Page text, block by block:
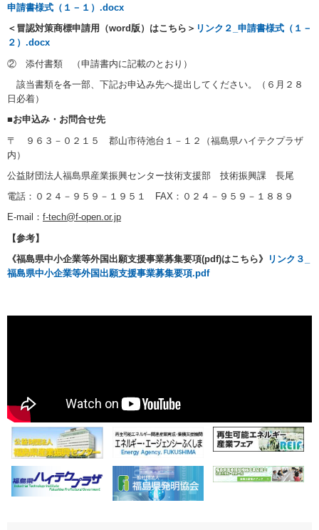
申請書様式（１－１）.docx
＜冒認対策商標申請用（word版）はこちら＞ リンク２_申請書様式（１－
２）.docx
② 添付書類 （申請書内に記載のとおり）
該当書類を各一部、下記お申込み先へ提出してください。（６月２８
日必着）
■お申込み・お問合せ先
〒 ９６３－０２１５ 郡山市待池台１－１２（福島県ハイテクプラザ
内）
公益財団法人福島県産業振興センター技術支援部 技術振興課 長尾
電話：０２４－９５９－１９５１ FAX：０２４－９５９－１８８９
E-mail： f-tech@f-open.or.jp
【参考】
《福島県中小企業等外国出願支援事業募集要項(pdf)はこちら》
リンク３_
福島県中小企業等外国出願支援事業募集要項.pdf